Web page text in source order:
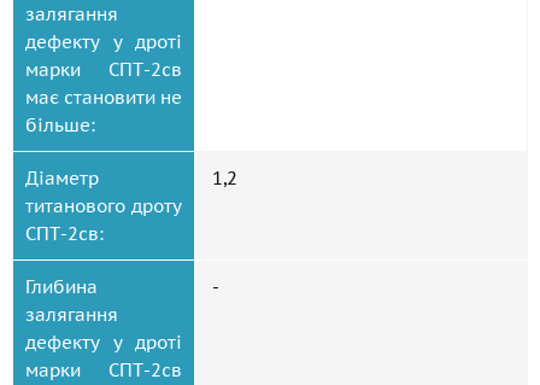
залягання
дефекту у дроті
марки СПТ-2св
має становити не
більше:
Діаметр
титанового дроту
СПТ-2св:
1,2
Глибина
залягання
дефекту у дроті
марки СПТ-2св
-